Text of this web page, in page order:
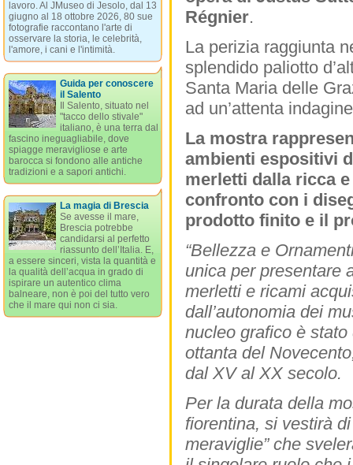
Régnier.
La perizia raggiunta
splendido paliotto
Santa Maria delle
ad un’attenta
La mostra
ambienti espositivi
merletti dalla ricca
confronto con i
prodotto finito e il
“Bellezza e
unica per presentare
merletti e ricami
dall’autonomia dei
nucleo grafico è
ottanta del
dal XV al XX secolo.
Per la durata della
fiorentina, si vestirà
meraviglie” che
lavoro. Al JMuseo di Jesolo, dal 13
giugno al 18 ottobre 2026, 80 sue
fotografie raccontano l'arte di
osservare la storia, le celebrità,
l'amore, i cani e l'intimità.
Guida per conoscere
il Salento
Il Salento, situato nel
"tacco dello stivale"
italiano, è una terra dal
fascino ineguagliabile, dove
spiagge meravigliose e arte
barocca si fondono alle antiche
tradizioni e a sapori antichi.
La magia di Brescia
Se avesse il mare,
Brescia potrebbe
candidarsi al perfetto
riassunto dell’Italia. E,
a essere sinceri, vista la quantità e
la qualità dell’acqua in grado di
ispirare un autentico clima
balneare, non è poi del tutto vero
che il mare qui non ci sia.